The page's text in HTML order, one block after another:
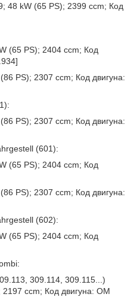
48 kW (65 PS); 2399 ccm; Код
(65 PS); 2404 ccm; Код
PS); 2307 ccm; Код двигуна:
PS); 2307 ccm; Код двигуна:
(601):
(65 PS); 2404 ccm; Код
PS); 2307 ccm; Код двигуна:
(602):
(65 PS); 2404 ccm; Код
309.114, 309.115...)
ccm; Код двигуна: OM